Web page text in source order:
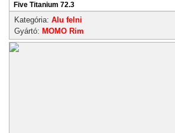
Five Titanium 72.3
Kategória: Alu felni
Gyártó: MOMO Rim